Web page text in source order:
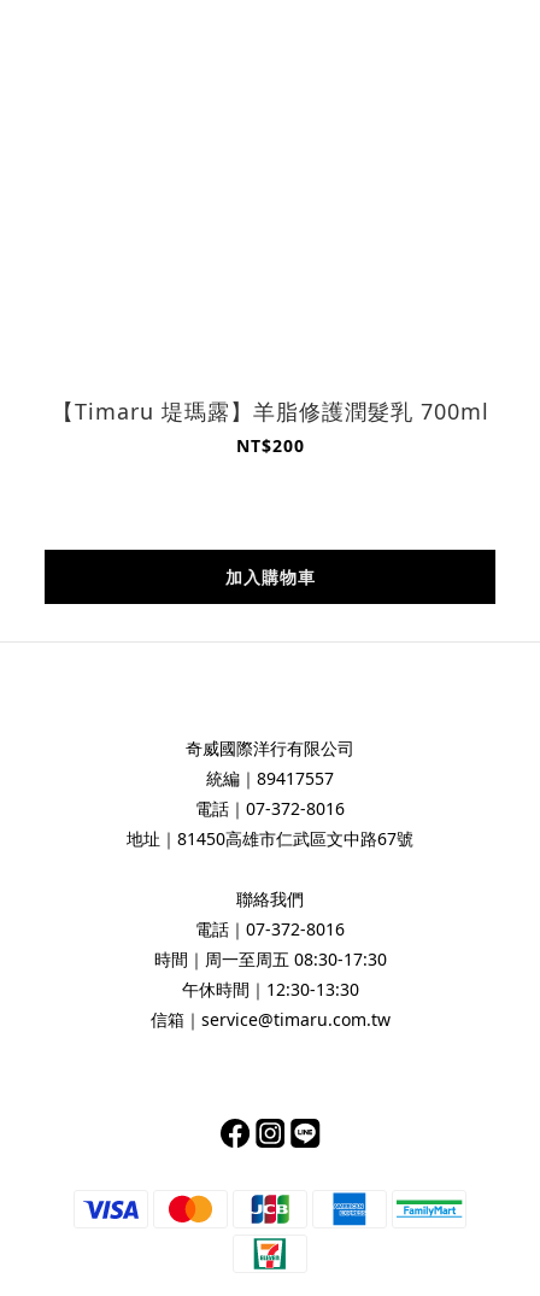
【Timaru 堤瑪露】羊脂修護潤髮乳 700ml
NT$200
加入購物車
奇威國際洋行有限公司
統編｜89417557
電話｜07-372-8016
地址｜81450高雄市仁武區文中路67號
聯絡我們
電話｜07-372-8016
時間｜周一至周五 08:30-17:30
午休時間｜12:30-13:30
信箱｜service@timaru.com.tw